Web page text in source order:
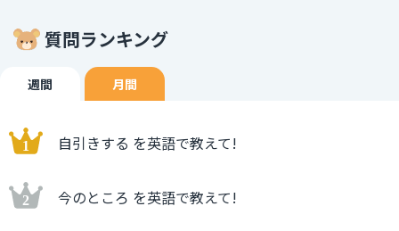
質問ランキング
週間 月間
自引きする を英語で教えて!
今のところ を英語で教えて!